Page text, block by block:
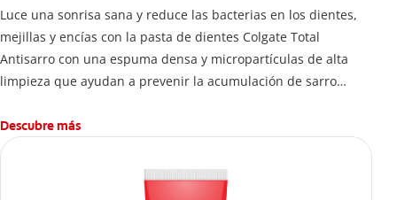
Luce una sonrisa sana y reduce las bacterias en los dientes,
mejillas y encías con la pasta de dientes Colgate Total
Antisarro con una espuma densa y micropartículas de alta
limpieza que ayudan a prevenir la acumulación de sarro
Descubre más